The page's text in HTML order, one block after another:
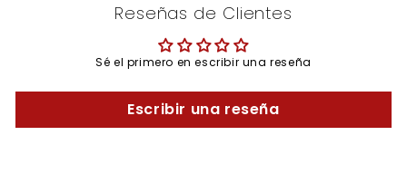
Reseñas de Clientes
Sé el primero en escribir una reseña
Escribir una reseña